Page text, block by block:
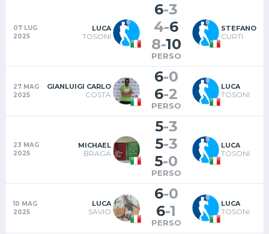
07 LUG
2025
LUCA
TOSONI
6-3
4-6
8-10
PERSO
STEFANO
CURTI
27 MAG
2025
GIANLUIGI CARLO
COSTA
6-0
6-2
PERSO
LUCA
TOSONI
23 MAG
2025
MICHAEL
BRAGA
5-3
5-3
5-0
PERSO
LUCA
TOSONI
10 MAG
2025
LUCA
SAVIO
6-0
6-1
PERSO
LUCA
TOSONI